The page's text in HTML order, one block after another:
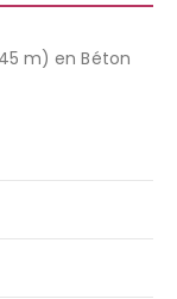
m) en Béton